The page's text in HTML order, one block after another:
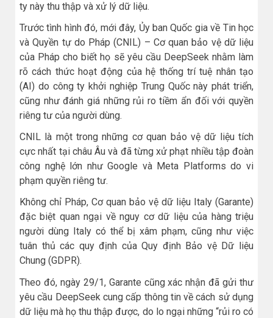
ty này thu thập và xử lý dữ liệu.
Trước tình hình đó, mới đây, Ủy ban Quốc gia về Tin học
và Quyền tự do Pháp (CNIL) – Cơ quan bảo vệ dữ liệu
của Pháp cho biết họ sẽ yêu cầu DeepSeek nhằm làm
rõ cách thức hoạt động của hệ thống trí tuệ nhân tạo
(AI) do công ty khởi nghiệp Trung Quốc này phát triển,
cũng như đánh giá những rủi ro tiềm ẩn đối với quyền
riêng tư của người dùng.
CNIL là một trong những cơ quan bảo vệ dữ liệu tích
cực nhất tại châu Âu và đã từng xử phạt nhiều tập đoàn
công nghệ lớn như Google và Meta Platforms do vi
phạm quyền riêng tư.
Không chỉ Pháp, Cơ quan bảo vệ dữ liệu Italy (Garante)
đặc biệt quan ngại về nguy cơ dữ liệu của hàng triệu
người dùng Italy có thể bị xâm phạm, cũng như việc
tuân thủ các quy định của Quy định Bảo vệ Dữ liệu
Chung (GDPR).
Theo đó, ngày 29/1, Garante cũng xác nhận đã gửi thư
yêu cầu DeepSeek cung cấp thông tin về cách sử dụng
dữ liệu mà họ thu thập được, do lo ngại những “rủi ro có